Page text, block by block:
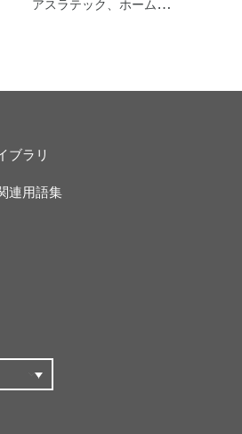
アスラテック、ホームセ
を始動
ブラリ
連用語集